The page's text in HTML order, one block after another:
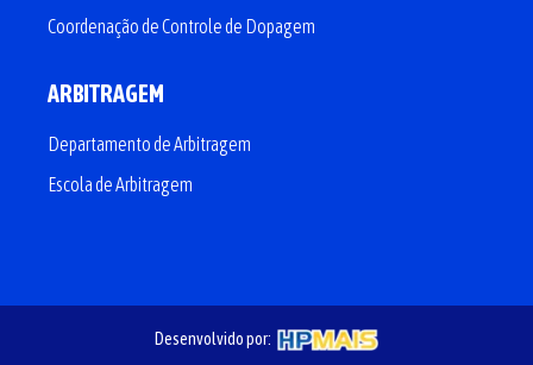
Coordenação de Controle de Dopagem
ARBITRAGEM
Departamento de Arbitragem
Escola de Arbitragem
Desenvolvido por: